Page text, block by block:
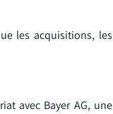
les acquisitions, les
avec Bayer AG, une